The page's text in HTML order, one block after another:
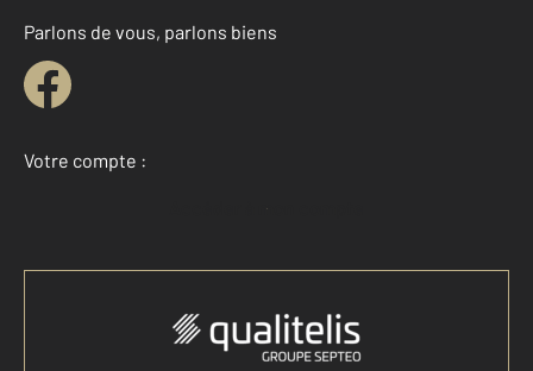
Parlons de vous, parlons biens
Votre compte :
Accéder à mon compte